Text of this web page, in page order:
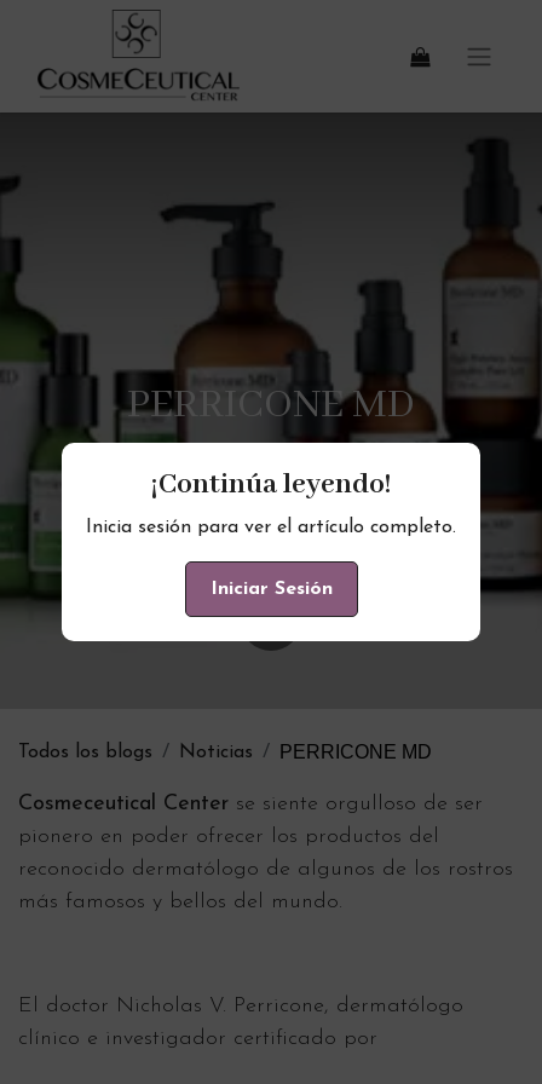
PERRICONE MD
Todos los blogs Noticias PERRICONE MD
Cosmeceutical Center se siente orgulloso de ser
pionero en poder ofrecer los productos del
reconocido dermatólogo de algunos de los rostros
más famosos y bellos del mundo.
El doctor Nicholas V. Perricone, dermatólogo
clínico e investigador certificado por
¡Continúa leyendo!
Inicia sesión para ver el artículo completo.
Iniciar Sesión